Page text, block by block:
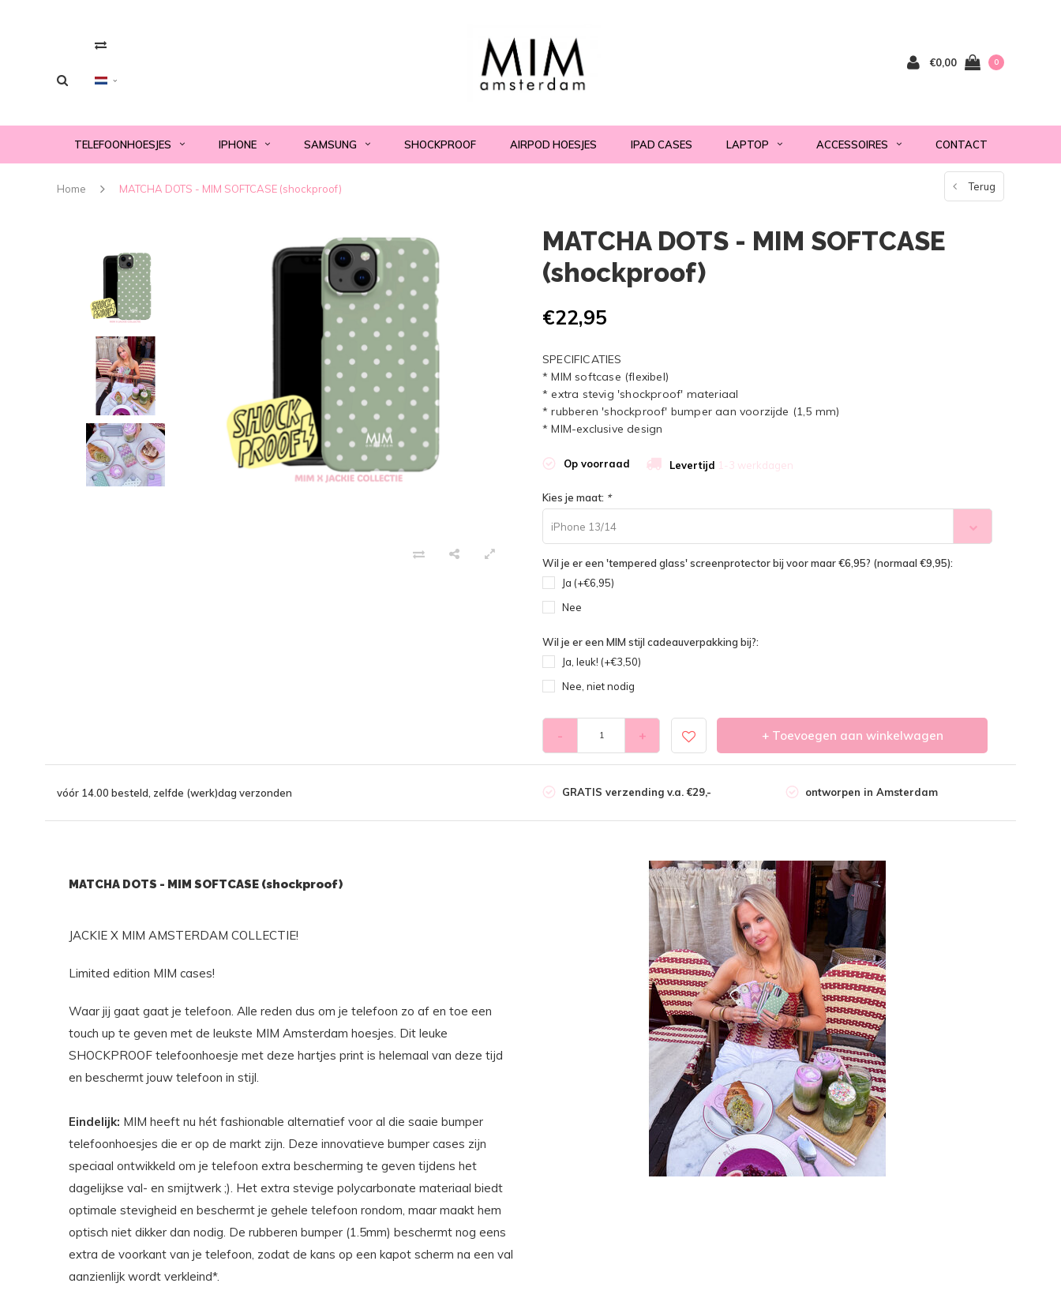
€0,00 0
TELEFOONHOESJES IPHONE SAMSUNG SHOCKPROOF AIRPOD HOESJES IPAD CASES LAPTOP ACCESSOIRES CONTACT
Home MATCHA DOTS - MIM SOFTCASE (shockproof) Terug
MATCHA DOTS - MIM SOFTCASE
(shockproof)
€22,95
SPECIFICATIES
* MIM softcase (flexibel)
* extra stevig 'shockproof' materiaal
* rubberen 'shockproof' bumper aan voorzijde (1,5 mm)
* MIM-exclusive design
Op voorraad Levertijd 1-3 werkdagen
Kies je maat: *
iPhone 13/14
Wil je er een 'tempered glass' screenprotector bij voor maar €6,95? (normaal €9,95):
Ja (+€6,95)
Nee
Wil je er een MIM stijl cadeauverpakking bij?:
Ja, leuk! (+€3,50)
Nee, niet nodig
- + + Toevoegen aan winkelwagen
vóór 14.00 besteld, zelfde (werk)dag verzonden GRATIS verzending v.a. €29,- ontworpen in Amsterdam
MATCHA DOTS - MIM SOFTCASE (shockproof)
JACKIE X MIM AMSTERDAM COLLECTIE!
Limited edition MIM cases!
Waar jij gaat gaat je telefoon. Alle reden dus om je telefoon zo af en toe een
touch up te geven met de leukste MIM Amsterdam hoesjes. Dit leuke
SHOCKPROOF telefoonhoesje met deze hartjes print is helemaal van deze tijd
en beschermt jouw telefoon in stijl.
Eindelijk: MIM heeft nu hét fashionable alternatief voor al die saaie bumper
telefoonhoesjes die er op de markt zijn. Deze innovatieve bumper cases zijn
speciaal ontwikkeld om je telefoon extra bescherming te geven tijdens het
dagelijkse val- en smijtwerk ;). Het extra stevige polycarbonate materiaal biedt
optimale stevigheid en beschermt je gehele telefoon rondom, maar maakt hem
optisch niet dikker dan nodig. De rubberen bumper (1.5mm) beschermt nog eens
extra de voorkant van je telefoon, zodat de kans op een kapot scherm na een val
aanzienlijk wordt verkleind*.